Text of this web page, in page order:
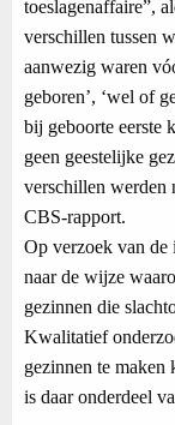
toeslagenaffaire”,
verschillen tussen
aanwezig waren
geboren’, ‘wel of
bij geboorte eerste
geen geestelijke
verschillen werden
CBS-rapport.
Op verzoek van de
naar de wijze
gezinnen die
Kwalitatief
gezinnen te maken
is daar onderdeel